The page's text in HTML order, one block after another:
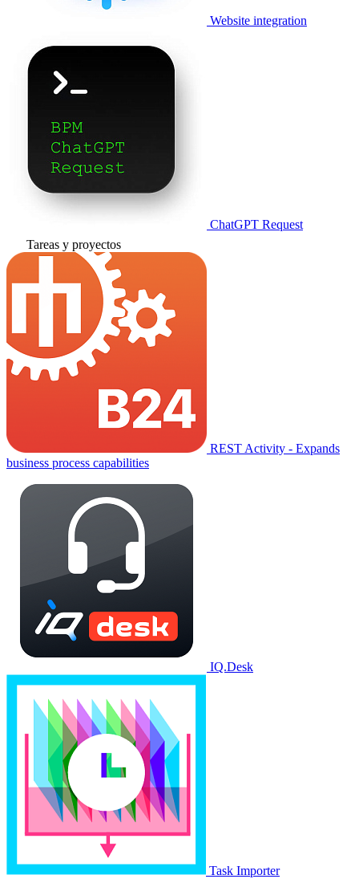
Website integration
ChatGPT Request
Tareas y proyectos
REST Activity - Expands
business process capabilities
IQ.Desk
Task Importer